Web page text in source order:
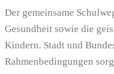
Der gemeinsame
Gesundheit sowie die
Kindern. Stadt und
Rahmenbedingungen